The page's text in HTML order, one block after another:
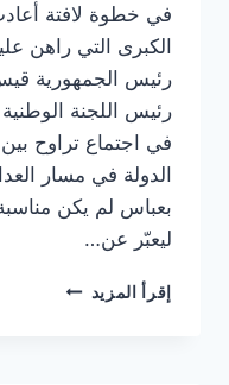
في خطوة لافتة
الكبرى التي راهن
رئيس الجمهورية
رئيس اللجنة
في اجتماع تراوح
الدولة في مسار
بعباس لم يكن
ليعبّر عن…
إقرأ المزيد قيس